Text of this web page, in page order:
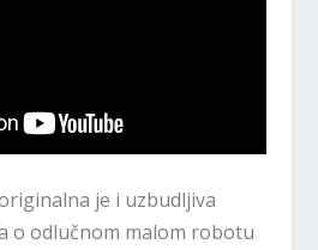
je i uzbudljiva
o odlučnom malom robotu